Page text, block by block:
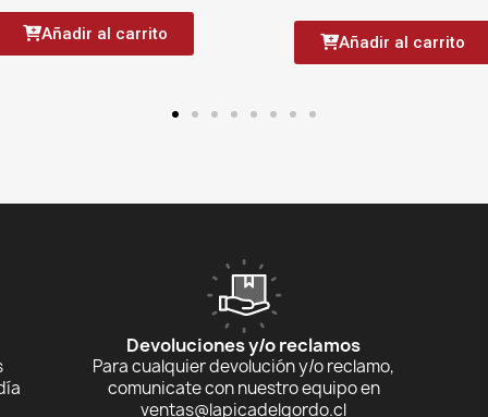
Añadir al carrito
Añadir al carrito
Devoluciones y/o reclamos
Para cualquier devolución y/o reclamo,
comunicate con nuestro equipo en
ventas@lapicadelgordo.cl